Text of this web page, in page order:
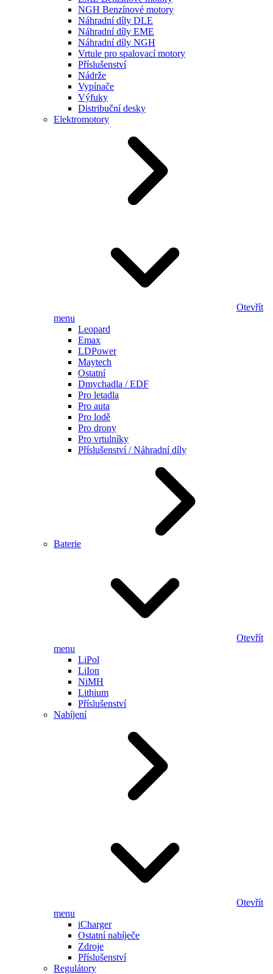
NGH Benzínové motory
Náhradní díly DLE
Náhradní díly EME
Náhradní díly NGH
Vrtule pro spalovací motory
Příslušenství
Nádrže
Vypínače
Výfuky
Distribuční desky
Elektromotory
Otevřít
menu
Leopard
Emax
LDPower
Maytech
Ostatní
Dmychadla / EDF
Pro letadla
Pro auta
Pro lodě
Pro drony
Pro vrtulníky
Příslušenství / Náhradní díly
Baterie
Otevřít
menu
LiPol
LiIon
NiMH
Lithium
Příslušenství
Nabíjení
Otevřít
menu
iCharger
Ostatní nabíječe
Zdroje
Příslušenství
Regulátory